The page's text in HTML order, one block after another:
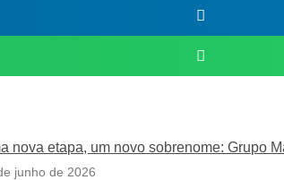
nova etapa, um novo sobrenome: Grupo
junho de 2026